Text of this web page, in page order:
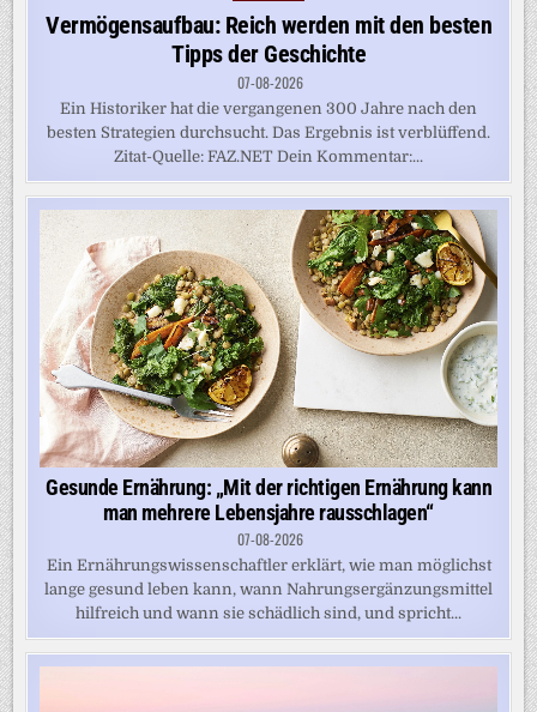
in
Vermögensaufbau: Reich werden mit den besten
Tipps der Geschichte
07-08-2026
Ein Historiker hat die vergangenen 300 Jahre nach den
besten Strategien durchsucht. Das Ergebnis ist verblüffend.
Zitat-Quelle: FAZ.NET Dein Kommentar:...
Gesunde Ernährung: „Mit der richtigen Ernährung kann
man mehrere Lebensjahre rausschlagen“
07-08-2026
Ein Ernährungswissenschaftler erklärt, wie man möglichst
lange gesund leben kann, wann Nahrungsergänzungsmittel
hilfreich und wann sie schädlich sind, und spricht...